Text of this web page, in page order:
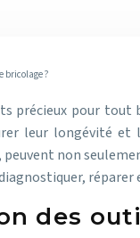
bricolage ?
pour tout
leur longévité
, peuvent non
des